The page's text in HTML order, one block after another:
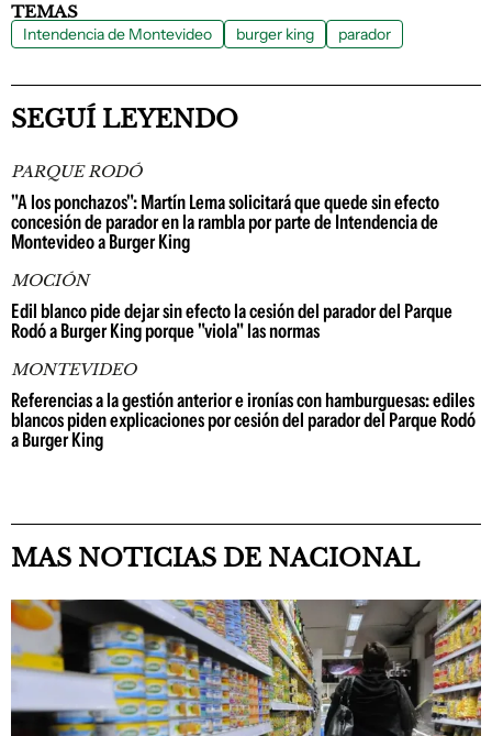
TEMAS
Intendencia de Montevideo burger king parador
SEGUÍ LEYENDO
PARQUE RODÓ
"A los ponchazos": Martín Lema solicitará que quede sin efecto
concesión de parador en la rambla por parte de Intendencia de
Montevideo a Burger King
MOCIÓN
Edil blanco pide dejar sin efecto la cesión del parador del Parque
Rodó a Burger King porque "viola" las normas
MONTEVIDEO
Referencias a la gestión anterior e ironías con hamburguesas: ediles
blancos piden explicaciones por cesión del parador del Parque Rodó
a Burger King
MAS NOTICIAS DE NACIONAL